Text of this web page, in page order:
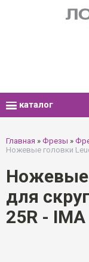
каталог
Главная » Фрезы »
Ножевые головки
Ножевые
для
25R - IMA